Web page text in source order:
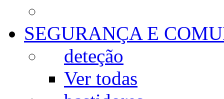
SEGURANÇA E
deteção
Ver todas